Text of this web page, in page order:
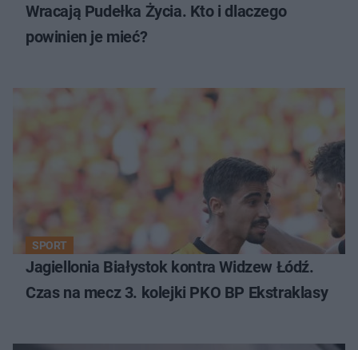
Wracają Pudełka Życia. Kto i dlaczego
powinien je mieć?
SPORT
Jagiellonia Białystok kontra Widzew Łódź.
Czas na mecz 3. kolejki PKO BP Ekstraklasy